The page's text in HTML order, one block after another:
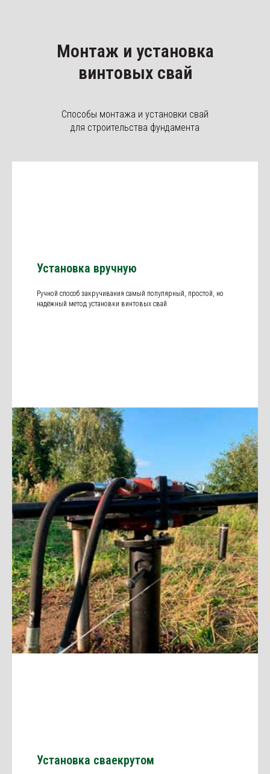
Монтаж и установка
винтовых свай
Способы монтажа и установки свай
для строительства фундамента
Установка вручную
Ручной способ закручивания самый популярный, простой, но
надёжный метод установки винтовых свай
Установка сваекрутом